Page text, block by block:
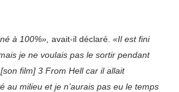
à 100%», avait-il déclaré. «Il est fini
je ne voulais pas le sortir pendant
film] 3 From Hell car il allait
au milieu et je n’aurais pas eu le temps